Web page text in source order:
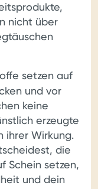
nicht über
setzen auf
und vor
keine
erzeugte
ihrer Wirkung.
die
Schein setzen,
und dein